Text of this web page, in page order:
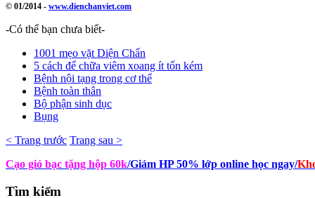
© 01/2014 - www.dienchanviet.com
-Có thể bạn chưa biết-
1001 mẹo vặt Diện Chẩn
5 cách để chữa viêm xoang ít tốn kém
Bệnh nội tạng trong cơ thể
Bệnh toàn thân
Bộ phận sinh dục
Bụng
< Trang trước Trang sau >
Cạo gió bạc tặng hộp 60k/Giảm HP 50% lớp online học ngay/
Tìm kiếm